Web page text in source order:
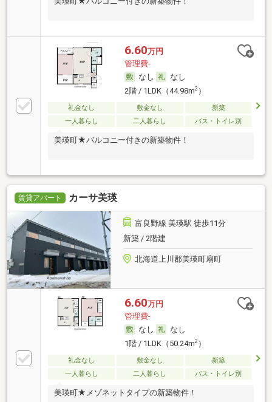
6.60万円
管理費-
なし
なし
2階 / 1LDK（44.98m2）
礼金なし 敷金なし
新築
一人暮らし
二人暮らし バス・トイレ別
美瑛町★バルコニー付きの新築物件！
賃貸アパート カーサ美瑛
富良野線 美瑛駅 徒歩11分
新築 / 2階建
北海道上川郡美瑛町扇町
6.60万円
管理費-
なし
なし
1階 / 1LDK（50.24m2）
礼金なし 敷金なし
新築
一人暮らし
二人暮らし バス・トイレ別
美瑛町★メゾネットタイプの新築物件！